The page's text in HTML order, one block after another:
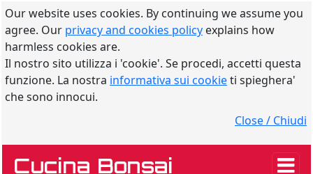
Our website uses cookies. By continuing we assume you
agree. Our privacy and cookies policy explains how
harmless cookies are.
Il nostro sito utilizza i 'cookie'. Se procedi, accetti questa
funzione. La nostra informativa sui cookieti spieghera'
che sono innocui.
Close / Chiudi
Cucina Bonsai